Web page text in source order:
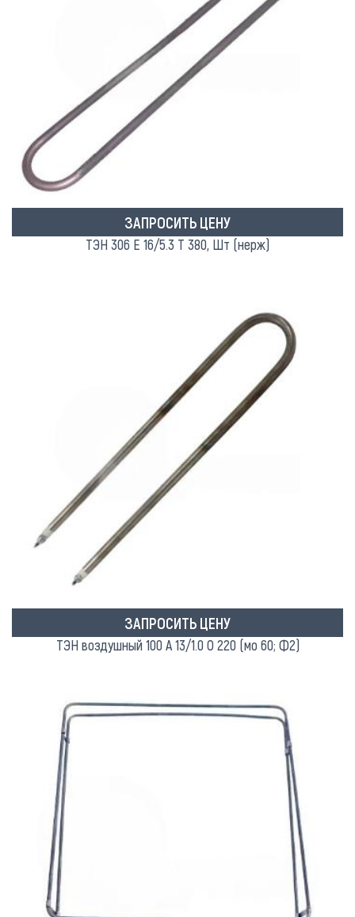
ЗАПРОСИТЬ ЦЕНУ
ТЭН 306 Е 16/5.3 Т 380, Шт (нерж)
ЗАПРОСИТЬ ЦЕНУ
ТЭН воздушный 100 А 13/1.0 О 220 (мо 60; Ф2)